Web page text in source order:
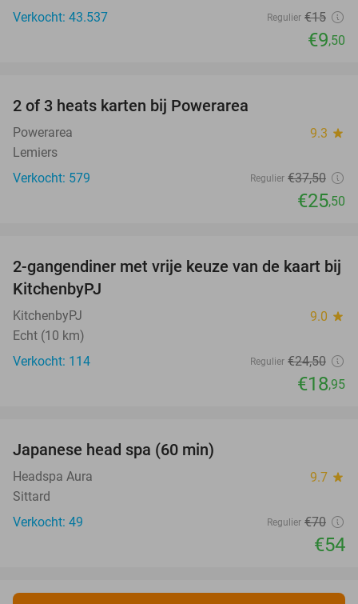
Verkocht: 43.537
Regulier €15
€9,50
2 of 3 heats karten bij Powerarea
Powerarea 9.3 star
Lemiers
Verkocht: 579
Regulier €37,50
€25,50
23%
2-gangendiner met vrije keuze van de kaart bij
KitchenbyPJ
KitchenbyPJ 9.0 star
Echt (10 km)
Verkocht: 114
Regulier €24,50
€18,95
Japanese head spa (60 min)
Headspa Aura 9.7 star
Sittard
Verkocht: 49
Regulier €70
€54